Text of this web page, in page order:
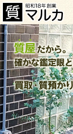
吹田市の質預かり・買取は質
く質屋だからできる間違いの
ろん、Mac、iPhoneや楽器、
籍、阪急服部天神駅から徒歩1